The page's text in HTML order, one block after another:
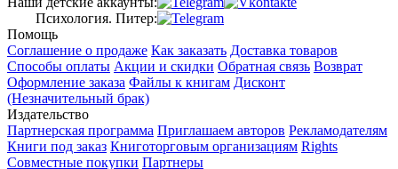
Психология. Питер:
Помощь
Соглашение о продаже Как заказать Доставка товаров
Способы оплаты Акции и скидки Обратная связь Возврат
Оформление заказа Файлы к книгам Дисконт
(Незначительный брак)
Издательство
Партнерская программа Приглашаем авторов Рекламодателям
Книги под заказ Книготорговым организациям Rights
Совместные покупки Партнеры